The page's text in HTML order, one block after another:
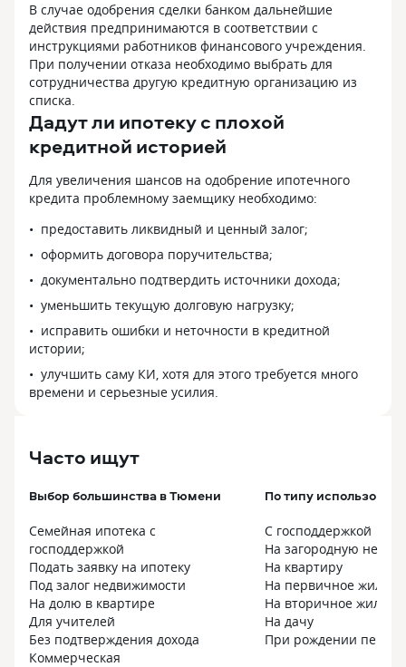
Домклик+, так как Сбер закрыл её. Для
подключения и они могут легко
выбрать страховую компанию для
оформления полиса. Уже многим
льготникам по семейном ипотеке
отменили подписку Домклик+,
и пригласили на доп. Соглашению.
Прошу ПАО Сбербанк — Расторгнуть
договор об обслуживании пакета
услуги Домклик плюс без повышения
процентной ставки. Отмечу, что
Российской Федерации Пр-1116ГС,
п. 3 А-2 на заседании Госсовета
15.04.2025Г исключены возможности
взимания кредитными
организациями дополнительных
комиссий при предоставлении
гражданам ипотечных жилищных
кредитов (займов) в рамках льготных
ипотечных программ
с государственным участием. Прошу
к кредитного договору. И иметь право
выбирать любую аккредитованную
повышения процентной ставки.
В случае одобрения сделки банком дальнейшие
действия предпринимаются в соответствии с
инструкциями работников финансового учреждения.
При получении отказа необходимо выбрать для
сотрудничества другую кредитную организацию из
списка.
Дадут ли ипотеку с плохой
кредитной историей
Для увеличения шансов на одобрение ипотечного
кредита проблемному заемщику необходимо:
предоставить ликвидный и ценный залог;
оформить договора поручительства;
документально подтвердить источники дохода;
уменьшить текущую долговую нагрузку;
исправить ошибки и неточности в кредитной
истории;
улучшить саму КИ, хотя для этого требуется много
времени и серьезные усилия.
Часто ищут
Выбор большинства в Тюмени
Семейная ипотека с
господдержкой
Подать заявку на ипотеку
Под залог недвижимости
На долю в квартире
Для учителей
Без подтверждения дохода
Коммерческая
По типу
С господдержкой
На загородную
На квартиру
На первичное жилье
На вторичное жилье
На дачу
При рождении